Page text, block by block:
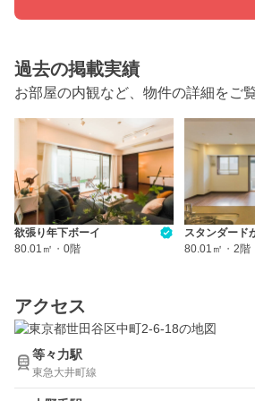
過去の掲載実績
お部屋の内観など、物件の詳細をご
欲張り年下ボーイ
80.01㎡ ・ 0階
スタンダード
80.01㎡ ・ 2階
アクセス
等々力駅
東急大井町線